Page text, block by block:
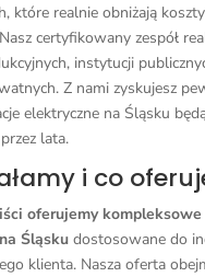
które realnie obniżają
certyfikowany zespół
instytucji
Z nami zyskujesz
elektryczne na Śląsku
lata.
i co
oferujemy kompleksowe
Śląsku dostosowane do
klienta. Nasza oferta